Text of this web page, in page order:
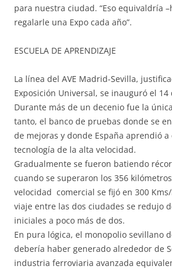
para nuestra ciudad. “Eso equivaldría
regalarle una Expo cada año”.
ESCUELA DE APRENDIZAJE
La línea del AVE Madrid-Sevilla,
Exposición Universal, se inauguró el
Durante más de un decenio fue la
tanto, el banco de pruebas donde se
de mejoras y donde España aprendió
tecnología de la alta velocidad.
Gradualmente se fueron batiendo
cuando se superaron los 356
velocidad comercial se fijó en 300
viaje entre las dos ciudades se redujo
iniciales a poco más de dos.
En pura lógica, el monopolio sevillano
debería haber generado alrededor de
industria ferroviaria avanzada